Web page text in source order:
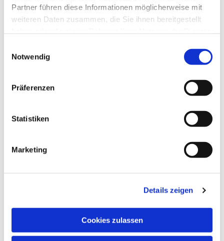
Partner führen diese Informationen möglicherweise mit
weiteren Daten zusammen, die Sie ihnen bereitgestellt
Notwendig
Präferenzen
Statistiken
Marketing
Details zeigen
Cookies zulassen